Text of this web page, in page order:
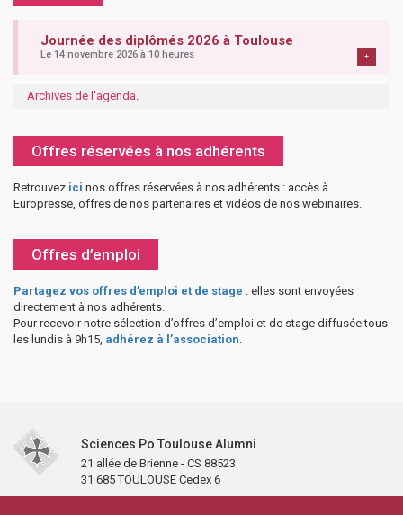
Journée des diplômés 2026 à Toulouse
Le 14 novembre 2026 à 10 heures +
Archives de l'agenda
Offres réservées à nos adhérents
Retrouvez ici nos offres réservées à nos adhérents : accès à
Europresse, offres de nos partenaires et vidéos de nos webinaires.
Offres d’emploi
Partagez vos offres d’emploi et de stage : elles sont envoyées
directement à nos adhérents.
Pour recevoir notre sélection d’offres d’emploi et de stage diffusée tous
les lundis à 9h15, adhérez à l’association
Sciences Po Toulouse Alumni
21 allée de Brienne - CS 88523
31 685 TOULOUSE Cedex 6